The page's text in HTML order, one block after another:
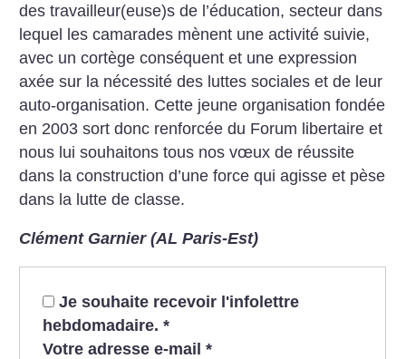
des travailleur(euse)s de l’éducation, secteur dans
lequel les camarades mènent une activité suivie,
avec un cortège conséquent et une expression
axée sur la nécessité des luttes sociales et de leur
auto-organisation. Cette jeune organisation fondée
en 2003 sort donc renforcée du Forum libertaire et
nous lui souhaitons tous nos vœux de réussite
dans la construction d’une force qui agisse et pèse
dans la lutte de classe.
Clément Garnier (AL Paris-Est)
Je souhaite recevoir l'infolettre
hebdomadaire. *
Votre adresse e-mail *